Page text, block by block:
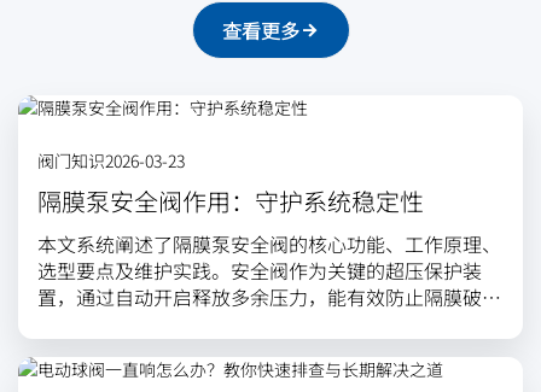
查看更多
阀门知识2026-03-23
隔膜泵安全阀作用：守护系统稳定性
本文系统阐述了隔膜泵安全阀的核心功能、工作原理、
选型要点及维护实践。安全阀作为关键的超压保护装
置，通过自动开启释放多余压力，能有效防止隔膜破
过程稳定与人员环境安全。文章分析了弹簧式、重锤式
等主要阀型，并指出选型需综合考虑设定压力、流量能